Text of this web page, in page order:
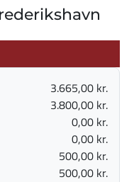
3.665,00 kr.
3.800,00 kr.
0,00 kr.
0,00 kr.
500,00 kr.
500,00 kr.